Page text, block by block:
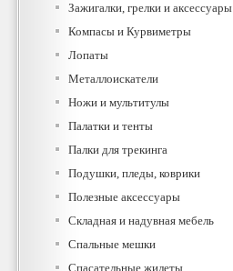
Зажигалки, грелки и аксессуары
Компасы и Курвиметры
Лопаты
Металлоискатели
Ножи и мультитулы
Палатки и тенты
Палки для трекинга
Подушки, пледы, коврики
Полезные аксессуары
Складная и надувная мебель
Спальные мешки
Спасательные жилеты